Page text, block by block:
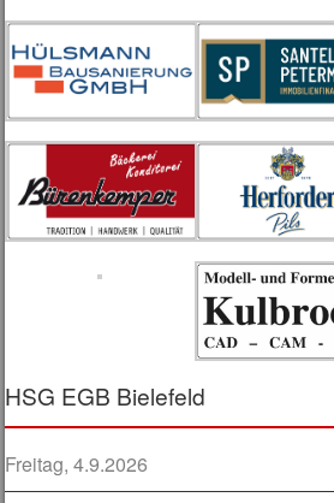
HSG EGB Bielefeld
Freitag, 4.9.2026